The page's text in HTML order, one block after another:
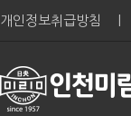
개인정보취급방침